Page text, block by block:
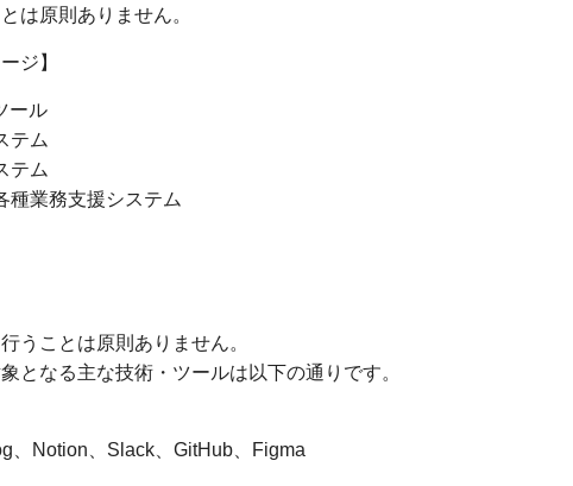
は原則ありません。
ジ】
ール
テム
テム
種業務支援システム
うことは原則ありません。
となる主な技術・ツールは以下の通りです。
、Notion、Slack、GitHub、Figma